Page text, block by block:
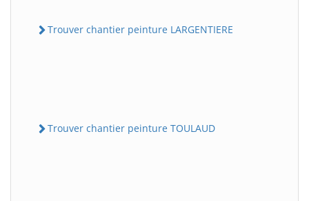
Trouver chantier peinture LARGENTIERE
Trouver chantier peinture TOULAUD